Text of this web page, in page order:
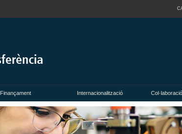
Finançament Internacionalització